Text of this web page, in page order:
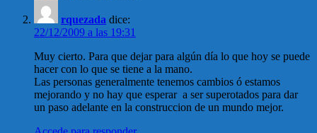
rquezada dice:
22/12/2009 a las 19:31
Muy cierto. Para que dejar para algún día lo que hoy se puede
hacer con lo que se tiene a la mano.
Las personas generalmente tenemos cambios ó estamos
mejorando y no hay que esperar a ser superotados para dar
un paso adelante en la construccion de un mundo mejor.